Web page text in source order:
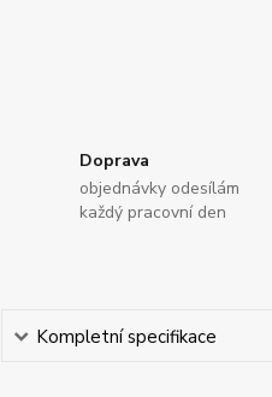
Doprava
objednávky odesílám
každý pracovní den
Kompletní specifikace